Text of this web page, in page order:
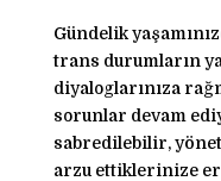
Gündelik
trans durumların
diyaloglarınıza
sorunlar devam
sabredilebilir,
arzu ettiklerinize